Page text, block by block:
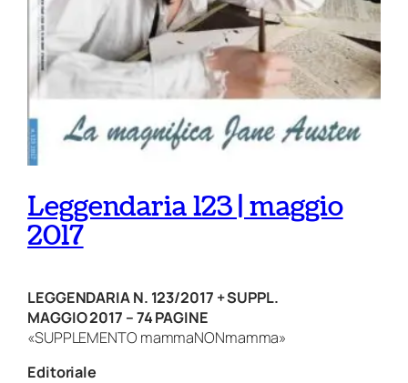
Leggendaria 123 | maggio
2017
LEGGENDARIA N. 123/2017 + SUPPL.
MAGGIO 2017 – 74 PAGINE
«SUPPLEMENTO mammaNONmamma»
Editoriale